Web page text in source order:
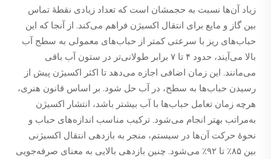
زیاد آن‌ها نسبت به حجمشان است که تعداد زیادی نقطهٔ تماس
بین گاز و مایع برای انتقال اکسیژن فراهم می‌کند. از آنجا که این
حباب‌های ریز با سرعتی کمتر از حباب‌های معمولی به سطح آب
بالا می‌آیند، حدود ۴ تا ۷ برابر طولانی‌تر در ستون آب باقی
می‌مانند. این زمان اضافی اجازه می‌دهد تا اکثر اکسیژن پیش از
رسیدن حباب‌ها به سطح، در آب حل شود. بر اساس قانون هنری،
هرچه زمان تعامل حباب‌ها با آب بیشتر باشد، انتشار اکسیژن
به‌مراتب بهتر انجام می‌شود. ترکیب مناسب اندازه‌های حباب و
نحوهٔ حرکت آن‌ها در سیستم، منجر به بازدهی انتقال اکسیژنی
بین ۸۵٪ تا ۹۲٪ می‌شود. چنین بازدهی بالایی به معنای صرفه‌جویی